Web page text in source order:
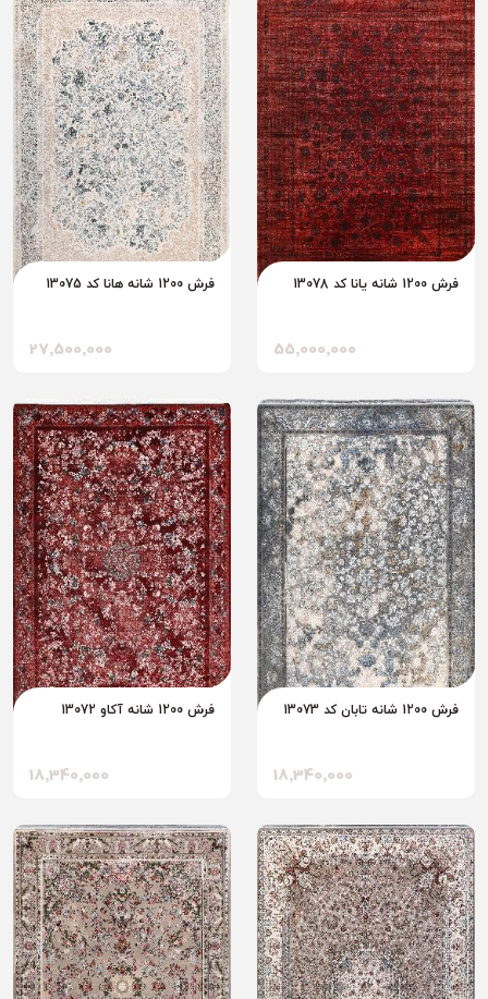
فرش 1200 شانه یانا کد 13078
55٬000٬000
فرش 1200 شانه هانا کد 13075
27٬500٬000
فرش 1200 شانه تابان کد 13073
18٬340٬000
فرش 1200 شانه آکاو 13072
18٬340٬000